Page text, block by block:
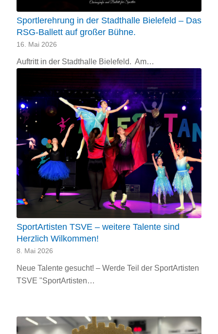
Sportlerehrung in der Stadthalle Bielefeld – Das
RSG-Ballett auf großer Bühne.
16. Mai 2026
Auftritt in der Stadthalle Bielefeld. Am…
SportArtisten TSVE – weitere Talente sind
Herzlich Wilkommen!
8. Mai 2026
Neue Talente gesucht! – Werde Teil der SportArtisten
TSVE "SportArtisten…